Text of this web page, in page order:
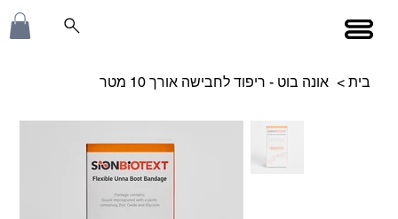
בית > אונה בוט - ריפוד לחבישה אורך 10 מטר